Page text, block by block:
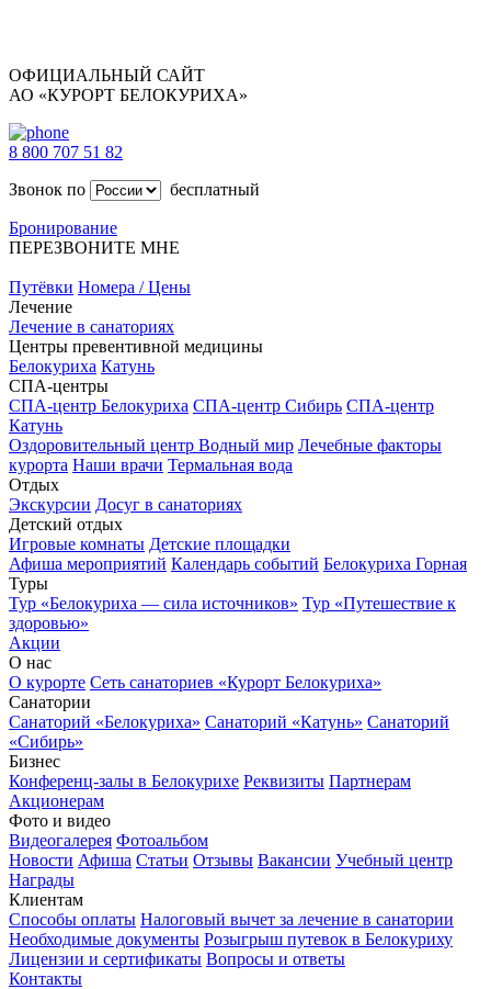
ОФИЦИАЛЬНЫЙ САЙТ
АО «КУРОРТ БЕЛОКУРИХА»
8 800 707 51 82
Звонок по
бесплатный
Бронирование
ПЕРЕЗВОНИТЕ МНЕ
Путёвки Номера / Цены
Лечение
Лечение в санаториях
Центры превентивной медицины
Белокуриха Катунь
СПА-центры
СПА-центр Белокуриха СПА-центр Сибирь СПА-центр
Катунь
Оздоровительный центр Водный мир Лечебные факторы
курорта Наши врачи Термальная вода
Отдых
Экскурсии Досуг в санаториях
Детский отдых
Игровые комнаты Детские площадки
Афиша мероприятий Календарь событий Белокуриха Горная
Туры
Тур «Белокуриха — сила источников» Тур «Путешествие к
здоровью»
Акции
О нас
О курорте Сеть санаториев «Курорт Белокуриха»
Санатории
Санаторий «Белокуриха» Санаторий «Катунь» Санаторий
«Сибирь»
Бизнес
Конференц-залы в Белокурихе Реквизиты Партнерам
Акционерам
Фото и видео
Видеогалерея Фотоальбом
Новости Афиша Статьи Отзывы Вакансии Учебный центр
Награды
Клиентам
Способы оплаты Налоговый вычет за лечение в санатории
Необходимые документы Розыгрыш путевок в Белокуриху
Лицензии и сертификаты Вопросы и ответы
Контакты